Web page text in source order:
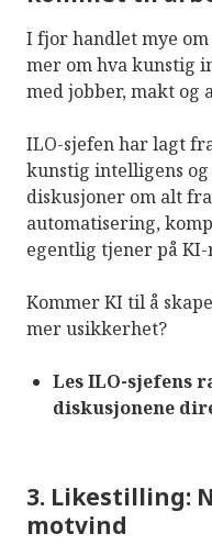
I fjor handlet mye
mer om hva kunstig
med jobber, makt og
ILO-sjefen har lagt
kunstig intelligens
diskusjoner om alt
automatisering,
egentlig tjener på
Kommer KI til å
mer usikkerhet?
Les ILO-sjefens
diskusjonene
3. Likestilling:
motvind